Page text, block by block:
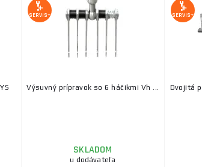
SERVIS+
Výsuvný prípravok so 6 háčikmi Vh ...
SKLADOM
u dodávateľa
SERVIS+
Dvojitá